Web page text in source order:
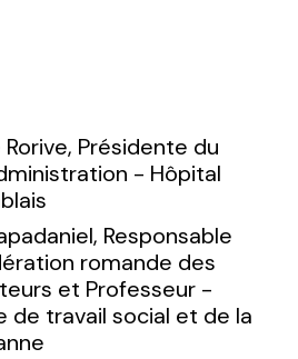
Présidente du
- Hôpital
Responsable
romande des
et Professeur -
de travail social et de la